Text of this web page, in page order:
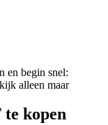
en begin snel:
alleen maar
te kopen